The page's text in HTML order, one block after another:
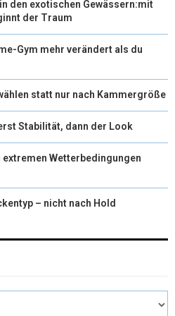
den exotischen Gewässern:mit
der Traum
Gym mehr verändert als du
statt nur nach Kammergröße
Stabilität, dann der Look
Wetterbedingungen
– nicht nach Hold